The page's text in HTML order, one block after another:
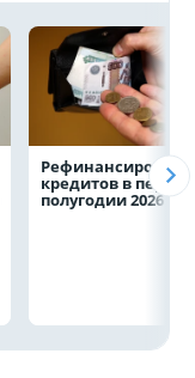
Рефинансирование
кредитов в первом
полугодии 2026 года